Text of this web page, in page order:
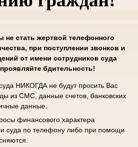
не стать жертвой телефонного
при поступлении звонков и
от имени сотрудников суда
проявляйте бдительность!
НИКОГДА не будут просить Вас
из СМС, данные счетов, банковских
данные.
финансового характера
суда по телефону либо при помощи